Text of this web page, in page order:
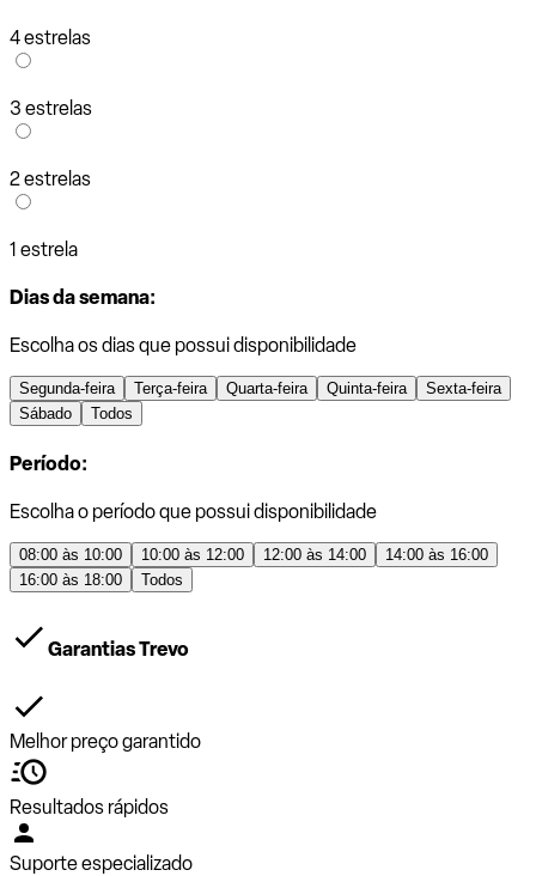
4 estrelas
3 estrelas
2 estrelas
1 estrela
Dias da semana:
Escolha os dias que possui disponibilidade
Segunda-feira Terça-feira Quarta-feira Quinta-feira
Sexta-feira
Sábado
Todos
Período:
Escolha o período que possui disponibilidade
08:00 às 10:00 10:00 às 12:00 12:00 às 14:00
14:00 às 16:00
16:00 às 18:00
Todos
Garantias Trevo
Melhor preço garantido
Resultados rápidos
Suporte especializado